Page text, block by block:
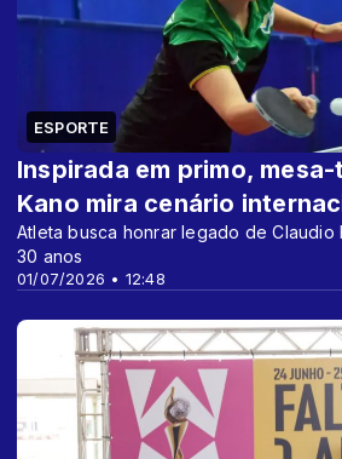
ESPORTE
01/07/2026 • 12:48
Inspirada em primo,
Kano mira cenário
Atleta busca honrar legado de Claudio
30 anos